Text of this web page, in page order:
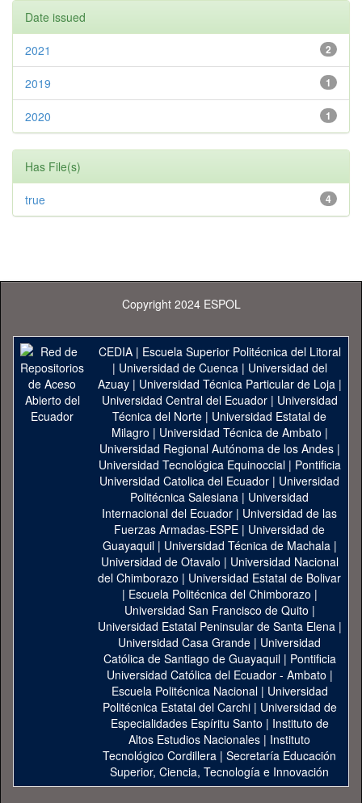
Date issued
2
2021
1
2019
1
2020
Has File(s)
4
true
Copyright 2024 ESPOL
CEDIA| Escuela Superior Politécnica del Litoral
| Universidad de Cuenca| Universidad del
Azuay| Universidad Técnica Particular de Loja|
Universidad Central del Ecuador| Universidad
Técnica del Norte | Universidad Estatal de
Milagro | Universidad Técnica de Ambato |
Universidad Regional Autónoma de los Andes|
Universidad Tecnológica Equinoccial| Pontificia
Universidad Catolica del Ecuador | Universidad
Politécnica Salesiana | Universidad
Internacional del Ecuador | Universidad de las
Fuerzas Armadas-ESPE | Universidad de
Guayaquil| Universidad Técnica de Machala|
Universidad de Otavalo | Universidad Nacional
del Chimborazo | Universidad Estatal de Bolivar
| Escuela Politécnica del Chimborazo |
Universidad San Francisco de Quito |
Universidad Estatal Peninsular de Santa Elena|
Universidad Casa Grande | Universidad
Católica de Santiago de Guayaquil| Pontificia
Universidad Católica del Ecuador - Ambato |
Escuela Politécnica Nacional| Universidad
Politécnica Estatal del Carchi| Universidad de
Especialidades Espíritu Santo | Instituto de
Altos Estudios Nacionales | Instituto
Tecnológico Cordillera | Secretaría Educación
Superior, Ciencia, Tecnología e Innovación